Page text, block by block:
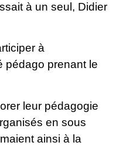
à un seul, Didier
à
pédago prenant le
leur pédagogie
en sous
ainsi à la